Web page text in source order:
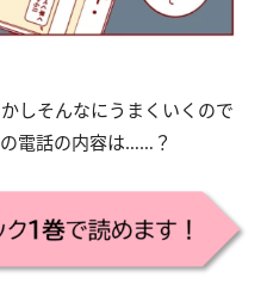
しそんなにうまくいくので
電話の内容は……？